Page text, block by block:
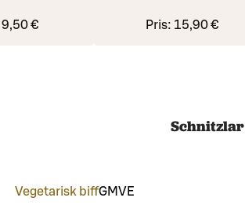
9,50 € Pris: 15,90 €
Schnitzlar
Vegetarisk biffGMVE